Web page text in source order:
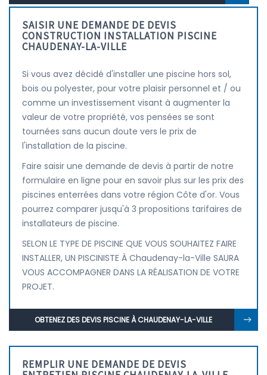
SAISIR UNE DEMANDE DE DEVIS
CONSTRUCTION INSTALLATION PISCINE
CHAUDENAY-LA-VILLE
Si vous avez décidé d'installer une piscine hors sol,
bois ou polyester, pour votre plaisir personnel et / ou
comme un investissement visant à augmenter la
valeur de votre propriété, vos pensées se sont
tournées sans aucun doute vers le prix de
l'installation de la piscine.
Faire saisir une demande de devis à partir de notre
formulaire en ligne pour en savoir plus sur les prix des
piscines enterrées dans votre région Côte d'or. Vous
pourrez comparer jusqu'à 3 propositions tarifaires de
installateurs de piscine.
SELON LE TYPE DE PISCINE QUE VOUS SOUHAITEZ FAIRE
INSTALLER, UN PISCINISTE À Chaudenay-la-Ville SAURA
VOUS ACCOMPAGNER DANS LA RÉALISATION DE VOTRE
PROJET.
OBTENEZ DES DEVIS PISCINE À CHAUDENAY-LA-VILLE
REMPLIR UNE DEMANDE DE DEVIS